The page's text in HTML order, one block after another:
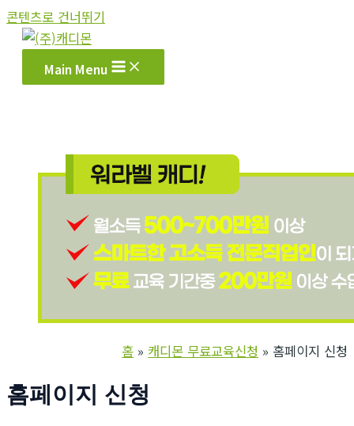
콘텐츠로 건너뛰기
Main Menu
홈 캐디몬 무료교육신청 홈페이지 신청
홈페이지 신청